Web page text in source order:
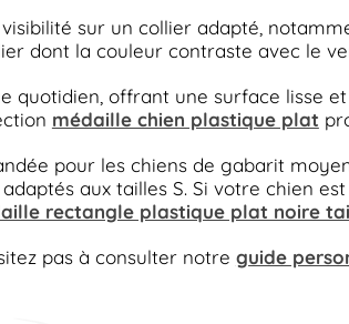
sur un collier adapté,
dont la couleur contraste avec le
offrant une surface lisse
médaille chien plastique plat
pour les chiens de gabarit
aux tailles S. Si votre chien
rectangle plastique plat noire
pas à consulter notre guide